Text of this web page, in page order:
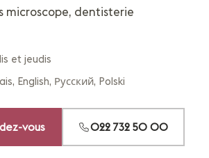
microscope, dentisterie
et jeudis
English, Русский, Polski
vous 022 732 50 00